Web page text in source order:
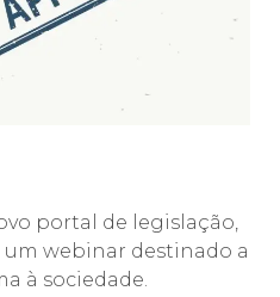
portal de legislação,
um webinar destinado a
à sociedade.